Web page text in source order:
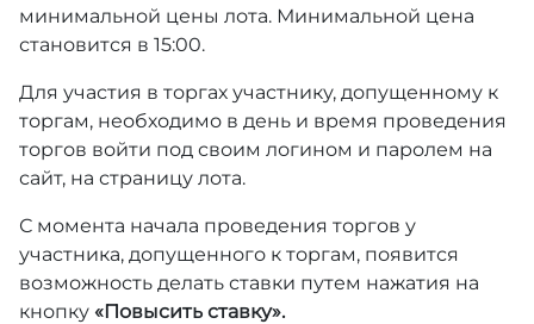
минимальной цены лота. Минимальной цена
становится в 15:00.
Для участия в торгах участнику, допущенному к
торгам, необходимо в день и время проведения
торгов войти под своим логином и паролем на
сайт, на страницу лота.
С момента начала проведения торгов у
участника, допущенного к торгам, появится
возможность делать ставки путем нажатия на
кнопку «Повысить ставку».